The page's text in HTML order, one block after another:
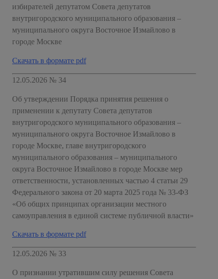
избирателей депутатом Совета депутатов
внутригородского муниципального образования –
муниципального округа Восточное Измайлово в
городе Москве
Скачать в формате pdf
12.05.2026 № 34
Об утверждении Порядка принятия решения о
применении к депутату Совета депутатов
внутригородского муниципального образования –
муниципального округа Восточное Измайлово в
городе Москве, главе внутригородского
муниципального образования – муниципального
округа Восточное Измайлово в городе Москве мер
ответственности, установленных частью 4 статьи 29
Федерального закона от 20 марта 2025 года № 33-ФЗ
«Об общих принципах организации местного
самоуправления в единой системе публичной власти»
Скачать в формате pdf
12.05.2026 № 33
О признании утратившим силу решения Совета